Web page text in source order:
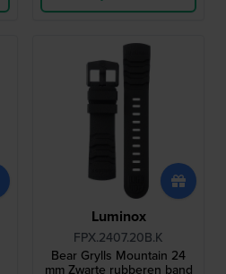
Luminox
FPX.2407.20B.K
Bear Grylls Mountain 24